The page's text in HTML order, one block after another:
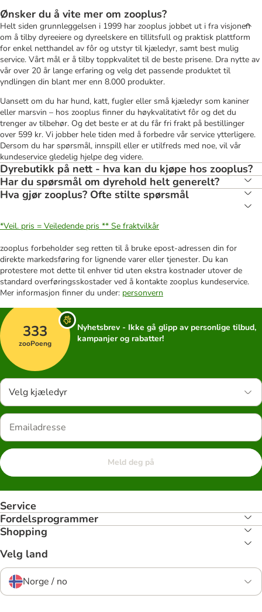
Ønsker du å vite mer om zooplus?
Helt siden grunnleggelsen i 1999 har zooplus jobbet ut i fra visjonen
om å tilby dyreeiere og dyreelskere en tillitsfull og praktisk plattform
for enkel netthandel av fôr og utstyr til kjæledyr, samt best mulig
service. Vårt mål er å tilby toppkvalitet til de beste prisene. Dra nytte av
vår over 20 år lange erfaring og velg det passende produktet til
yndlingen din blant mer enn 8.000 produkter.
Uansett om du har hund, katt, fugler eller små kjæledyr som kaniner
eller marsvin – hos zooplus finner du høykvalitativt fôr og det du
trenger av tilbehør. Og det beste er at du får fri frakt på bestillinger
over 599 kr. Vi jobber hele tiden med å forbedre vår service ytterligere.
Dersom du har spørsmål, innspill eller er utilfreds med noe, vil vår
kundeservice gledelig hjelpe deg videre.
Dyrebutikk på nett - hva kan du kjøpe hos zooplus?
Har du spørsmål om dyrehold helt generelt?
Hva gjør zooplus? Ofte stilte spørsmål
*Veil. pris = Veiledende pris ** Se fraktvilkår
zooplus forbeholder seg retten til å bruke epost-adressen din for
direkte markedsføring for lignende varer eller tjenester. Du kan
protestere mot dette til enhver tid uten ekstra kostnader utover de
standard overføringsskostader ved å kontakte zooplus kundeservice.
Mer informasjon finner du under: personvern
333
zooPoeng
Nyhetsbrev - Ikke gå glipp av personlige tilbud,
kampanjer og rabatter!
Velg kjæledyr
Meld deg på
Service
Fordelsprogrammer
Shopping
Velg land
Norge / no